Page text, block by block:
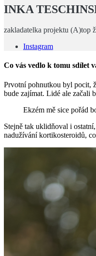
INKA
zakladatelka projektu (A)top
Instagram
Co vás vedlo k tomu sdílet
Prvotní pohnutkou byl pocit,
bude zajímat. Lidé ale začali
Ekzém mě sice pořád
Stejně tak uklidňoval i
nadužívání kortikosteroidů,